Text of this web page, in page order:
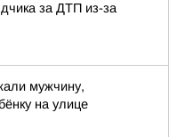
за ДТП из-за
мужчину,
на улице